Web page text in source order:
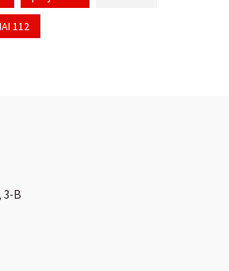
112
3-B